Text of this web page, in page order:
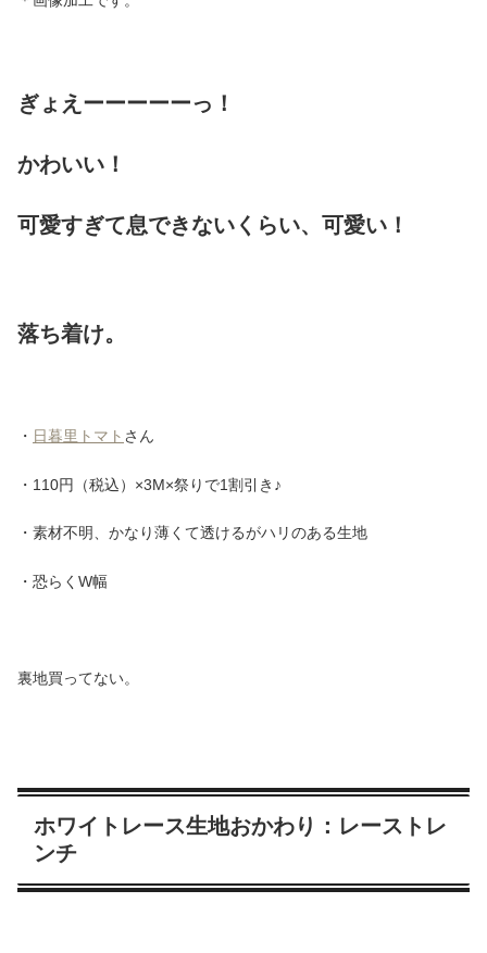
ぎょえーーーーーっ！
かわいい！
可愛すぎて息できないくらい、可愛い！
落ち着け。
・ 日暮里トマト さん
・110円（税込）×3M×祭りで1割引き♪
・素材不明、かなり薄くて透けるがハリのある生地
・恐らくW幅
裏地買ってない。
ホワイトレース生地おかわり：レーストレ
ンチ